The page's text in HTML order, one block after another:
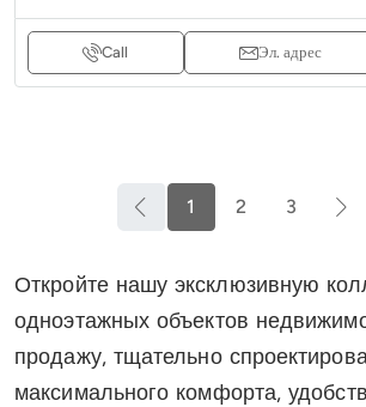
Call Эл. адрес
1 2 3
Откройте нашу эксклюзивную
одноэтажных объектов
продажу, тщательно
максимального комфорта,